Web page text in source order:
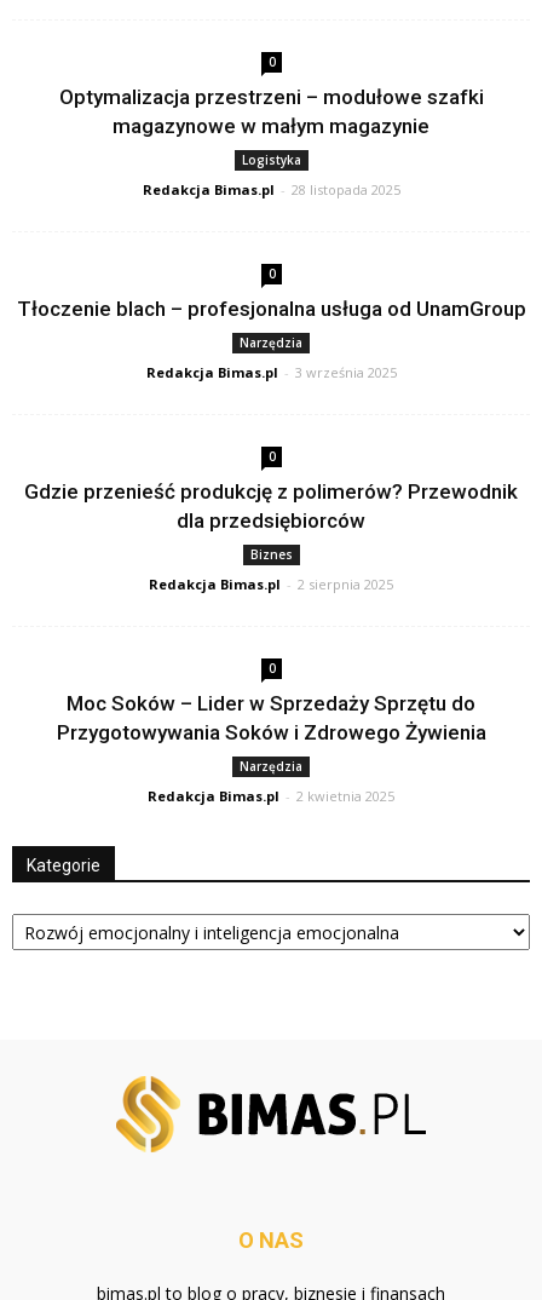
0
Optymalizacja przestrzeni – modułowe szafki
magazynowe w małym magazynie
Logistyka
Redakcja Bimas.pl - 28 listopada 2025
0
Tłoczenie blach – profesjonalna usługa od UnamGroup
Narzędzia
Redakcja Bimas.pl - 3 września 2025
0
Gdzie przenieść produkcję z polimerów? Przewodnik
dla przedsiębiorców
Biznes
Redakcja Bimas.pl - 2 sierpnia 2025
0
Moc Soków – Lider w Sprzedaży Sprzętu do
Przygotowywania Soków i Zdrowego Żywienia
Narzędzia
Redakcja Bimas.pl - 2 kwietnia 2025
Kategorie
Kategorie
O NAS
bimas.pl to blog o pracy, biznesie i finansach